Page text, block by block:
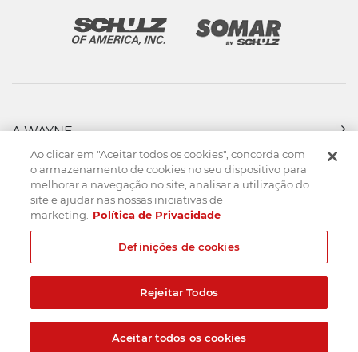
A WAYNE
PRODUTOS
FORÇA DE VENDAS
ASSISTÊNCIA TÉCNICA
DOWNLOADS
CONTATO
Mapa do Site Termos de uso Política de privacidade
Created by
Ao clicar em "Aceitar todos os cookies", concorda com
o armazenamento de cookies no seu dispositivo para
melhorar a navegação no site, analisar a utilização do
site e ajudar nas nossas iniciativas de
marketing.
Política de Privacidade
Definições de cookies
Rejeitar Todos
Aceitar todos os cookies